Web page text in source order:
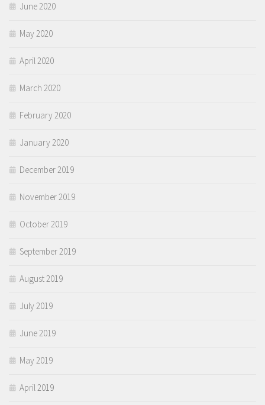
June 2020
May 2020
April 2020
March 2020
February 2020
January 2020
December 2019
November 2019
October 2019
September 2019
August 2019
July 2019
June 2019
May 2019
April 2019